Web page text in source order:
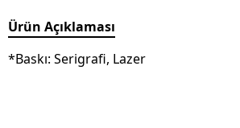
Ürün Açıklaması
*Baskı: Serigrafi, Lazer